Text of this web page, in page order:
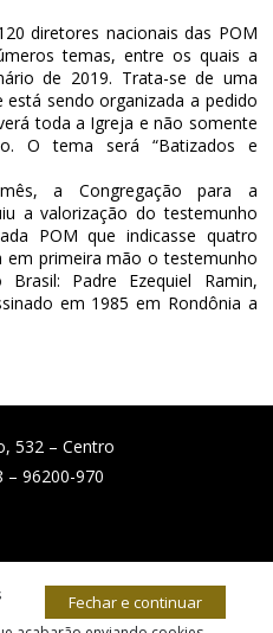
diretores nacionais das POM
temas, entre os quais a
de 2019. Trata-se de uma
sendo organizada a pedido
toda a Igreja e não somente
O tema será “Batizados e
a Congregação para a
a valorização do testemunho
POM que indicasse quatro
em primeira mão o testemunho
Padre Ezequiel Ramin,
em 1985 em Rondônia a
532 – Centro
– 96200-970
Fechar e continuar